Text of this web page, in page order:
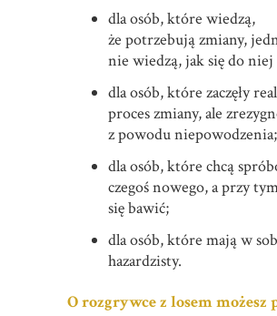
dla osób, które wiedzą,
że potrzebują zmiany,
nie wiedzą, jak się do niej
dla osób, które zaczęły
proces zmiany, ale
z powodu niepowodzenia;
dla osób, które chcą
czegoś nowego, a przy
się bawić;
dla osób, które mają w
hazardzisty.
O rozgrywce z losem możesz